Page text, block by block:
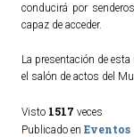
conducirá por
capaz de acceder.
La presentación de
el salón de actos del
Visto 1517 veces
Publicado en Eventos